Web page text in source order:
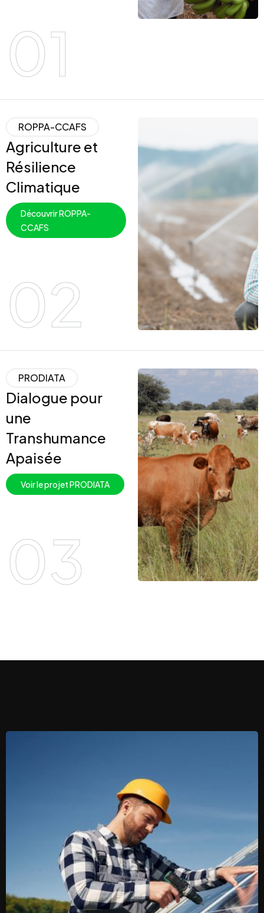
01
ROPPA-CCAFS
Agriculture et
Résilience
Climatique
Découvrir ROPPA-
CCAFS
02
PRODIATA
Dialogue pour
une
Transhumance
Apaisée
Voir le projet PRODIATA
03